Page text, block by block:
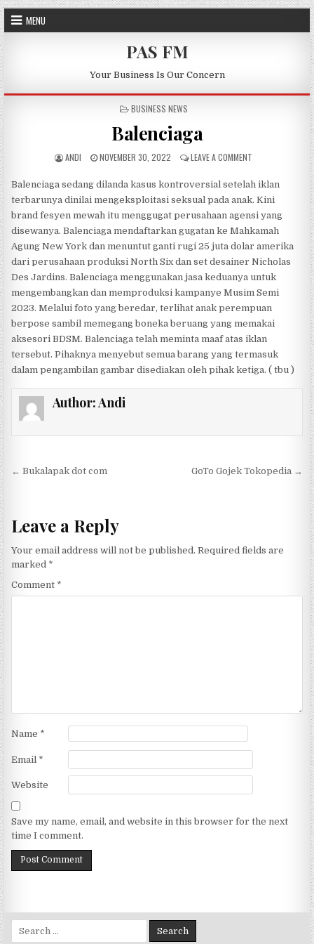
Skip to content
MENU
PAS FM
Your Business Is Our Concern
POSTED IN
BUSINESS NEWS
Balenciaga
AUTHOR:
ANDI PUBLISHED DATE:
NOVEMBER 30, 2022 LEAVE A COMMENT
Balenciaga sedang dilanda kasus kontroversial setelah iklan
terbarunya dinilai mengeksploitasi seksual pada anak. Kini
brand fesyen mewah itu menggugat perusahaan agensi yang
disewanya. Balenciaga mendaftarkan gugatan ke Mahkamah
Agung New York dan menuntut ganti rugi 25 juta dolar amerika
dari perusahaan produksi North Six dan set desainer Nicholas
Des Jardins. Balenciaga menggunakan jasa keduanya untuk
mengembangkan dan memproduksi kampanye Musim Semi
2023. Melalui foto yang beredar, terlihat anak perempuan
berpose sambil memegang boneka beruang yang memakai
aksesori BDSM. Balenciaga telah meminta maaf atas iklan
tersebut. Pihaknya menyebut semua barang yang termasuk
dalam pengambilan gambar disediakan oleh pihak ketiga. ( tbu )
Author:Andi
Post navigation
← Bukalapak dot com GoTo Gojek Tokopedia →
Leave a Reply
Your email address will not be published. Required fields are
marked *
Comment *
Name *
Email *
Website
Save my name, email, and website in this browser for the next
time I comment.
Search for: